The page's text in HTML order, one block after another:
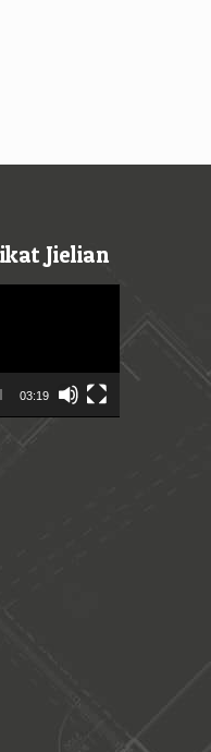
Jielian
03:19